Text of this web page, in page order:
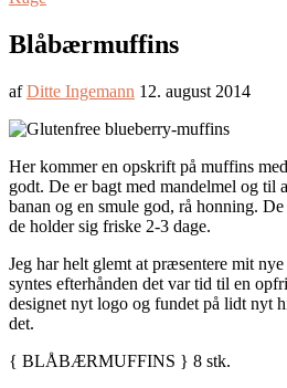
Blåbærmuffins
afDitte Ingemann 12. august 2014
Her kommer en opskrift på muffins
godt. De er bagt med mandelmel og til
banan og en smule god, rå honning.
de holder sig friske 2-3 dage.
Jeg har helt glemt at præsentere mit
syntes efterhånden det var tid til en
designet nyt logo og fundet på lidt nyt
det.
{ BLÅBÆRMUFFINS } 8 stk.